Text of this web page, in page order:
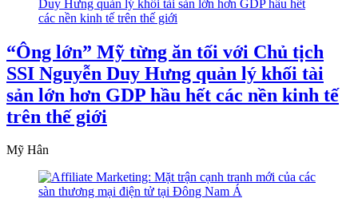
“Ông lớn” Mỹ từng ăn tối với Chủ tịch
SSI Nguyễn Duy Hưng quản lý khối tài
sản lớn hơn GDP hầu hết các nền kinh tế
trên thế giới
Mỹ Hân